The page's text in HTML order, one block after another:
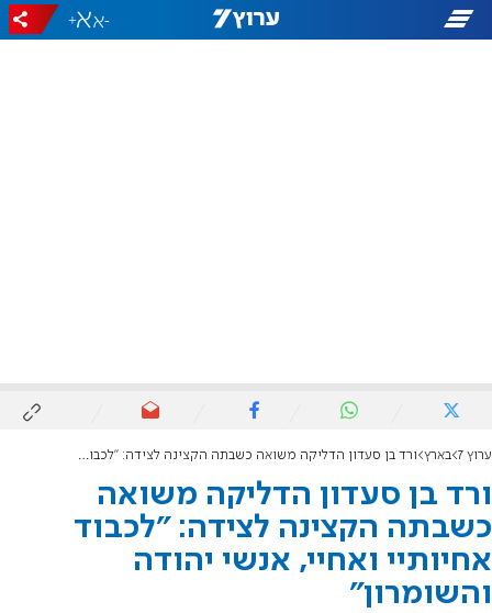
-
+
ערוץ 7 בארץ ורד בן סעדון הדליקה משואה כשבתה הקצינה לצידה: "לכבוד אחיותיי ואחיי, אנשי יהודה והשומרון"
ורד בן סעדון הדליקה משואה
כשבתה הקצינה לצידה: "לכבוד
אחיותיי ואחיי, אנשי יהודה
והשומרון"